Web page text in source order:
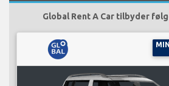
Global Rent A Car tilbyder